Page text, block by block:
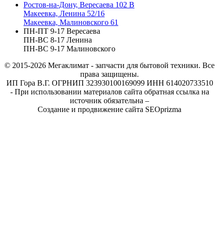
Ростов-на-Дону, Вересаева 102 В
Макеевка, Ленина 52/16
Макеевка, Малиновского 61
ПН-ПТ 9-17 Вересаева
ПН-ВС 8-17 Ленина
ПН-ВС 9-17 Малиновского
© 2015-2026 Мегаклимат - запчасти для бытовой техники. Все
права защищены.
ИП Гора В.Г. ОГРНИП 323930100169099 ИНН 614020733510
- При использовании материалов сайта обратная ссылка на
источник обязательна –
Создание и продвижение сайта SEOprizma